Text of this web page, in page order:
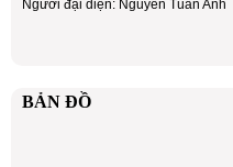
Người đại diện: Nguyễn Tuấn Anh
BẢN ĐỒ